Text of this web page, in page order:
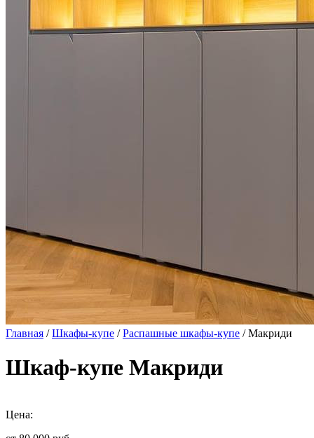
Главная /Шкафы-купе /Распашные шкафы-купе / Макриди
Шкаф-купе Макриди
Цена: